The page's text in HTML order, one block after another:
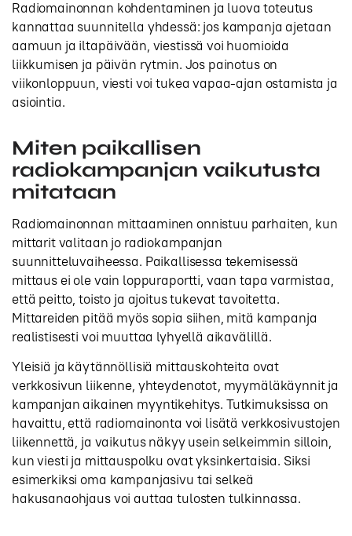
Radiomainonnan kohdentaminen ja luova toteutus
kannattaa suunnitella yhdessä: jos kampanja ajetaan
aamuun ja iltapäivään, viestissä voi huomioida
liikkumisen ja päivän rytmin. Jos painotus on
viikonloppuun, viesti voi tukea vapaa-ajan ostamista ja
asiointia.
Miten paikallisen
radiokampanjan vaikutusta
mitataan
Radiomainonnan mittaaminen onnistuu parhaiten, kun
mittarit valitaan jo radiokampanjan
suunnitteluvaiheessa. Paikallisessa tekemisessä
mittaus ei ole vain loppuraportti, vaan tapa varmistaa,
että peitto, toisto ja ajoitus tukevat tavoitetta.
Mittareiden pitää myös sopia siihen, mitä kampanja
realistisesti voi muuttaa lyhyellä aikavälillä.
Yleisiä ja käytännöllisiä mittauskohteita ovat
verkkosivun liikenne, yhteydenotot, myymäläkäynnit ja
kampanjan aikainen myyntikehitys. Tutkimuksissa on
havaittu, että radiomainonta voi lisätä verkkosivustojen
liikennettä, ja vaikutus näkyy usein selkeimmin silloin,
kun viesti ja mittauspolku ovat yksinkertaisia. Siksi
esimerkiksi oma kampanjasivu tai selkeä
hakusanaohjaus voi auttaa tulosten tulkinnassa.